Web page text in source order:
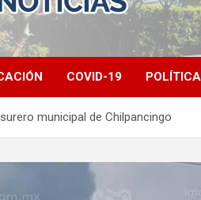
COVID-19 POLÍTICA
municipal de Chilpancingo